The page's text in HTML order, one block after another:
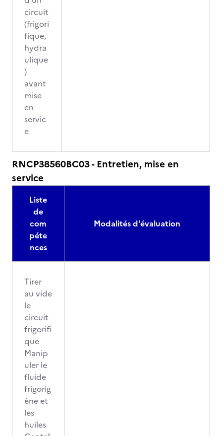
circuit
(frigori
fique,
hydra
ulique
)
avant
mise
en
servic
e
RNCP38560BC03 - Entretien, mise en
service
Liste
de
com
péte
nces
Modalités d'évaluation
Tirer
au vide
le
circuit
frigorifi
que
Manip
uler le
fluide
frigorig
ène et
les
huiles